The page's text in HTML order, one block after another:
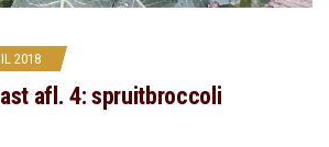
2018
afl. 4: spruitbroccoli